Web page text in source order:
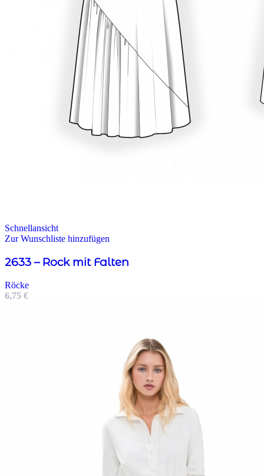
Schnellansicht
Zur Wunschliste hinzufügen
2633 – Rock mit Falten
Röcke
6,75 €